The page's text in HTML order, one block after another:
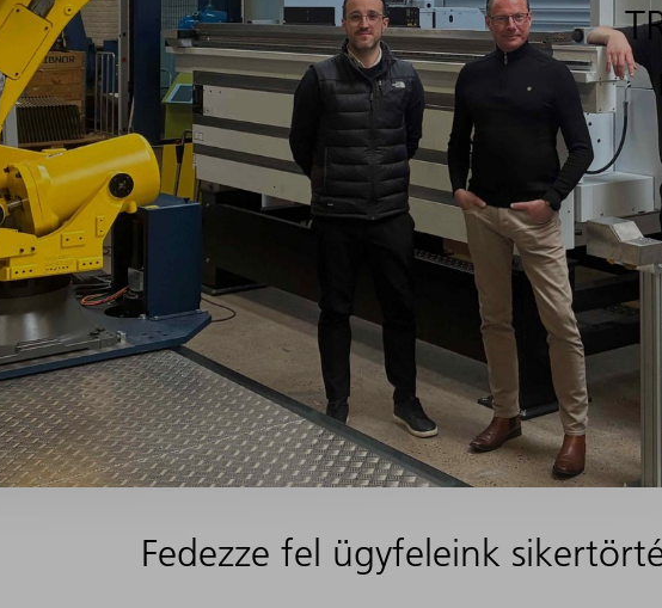
Fedezze fel ügyfeleink